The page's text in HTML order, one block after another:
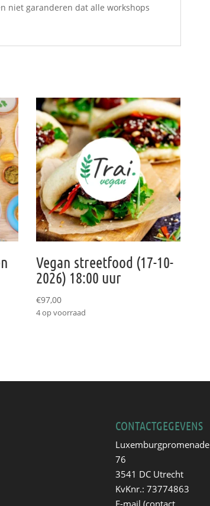
niet garanderen dat alle workshops
Vegan streetfood (17-10-
2026) 18:00 uur
€97,00
4 op voorraad
CONTACTGEGEVENS
Luxemburgpromenade
76
3541 DC Utrecht
KvKnr.: 73774863
E-mail (contact